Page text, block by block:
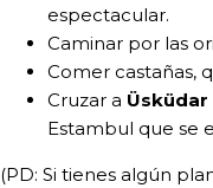
espectacular.
Caminar por las
Comer castañas,
Cruzar a Üsküdar
Estambul que se
(PD: Si tienes algún